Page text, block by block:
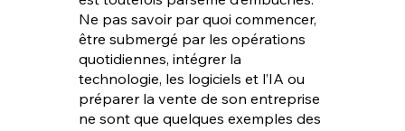
Ne pas savoir par quoi commencer,
être submergé par les opérations
quotidiennes, intégrer la
technologie, les logiciels et l’IA ou
préparer la vente de son entreprise
ne sont que quelques exemples des